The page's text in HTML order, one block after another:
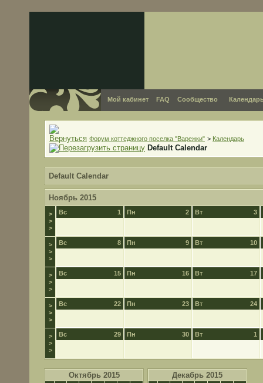
Мой кабинет FAQ Сообщество
Форум коттеджного поселка "Варежки" > Календарь
Default Calendar
Default Calendar
Ноябрь 2015
>
>
>
1
Вс 2
Пн 3
Вт
>
>
>
8
Вс 9
Пн 10
Вт
>
>
>
15
Вс 16
Пн 17
Вт
>
>
>
22
Вс 23
Пн 24
Вт
>
>
>
29
Вс 30
Пн 1
Вт
Октябрь 2015 Декабрь 2015